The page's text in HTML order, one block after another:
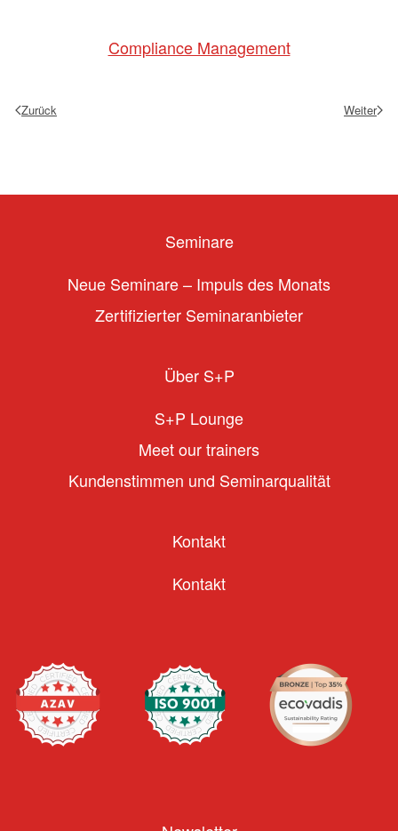
Compliance Management
Zurück Weiter
Seminare
Neue Seminare – Impuls des Monats
Zertifizierter Seminaranbieter
Über S+P
S+P Lounge
Meet our trainers
Kundenstimmen und Seminarqualität
Kontakt
Kontakt